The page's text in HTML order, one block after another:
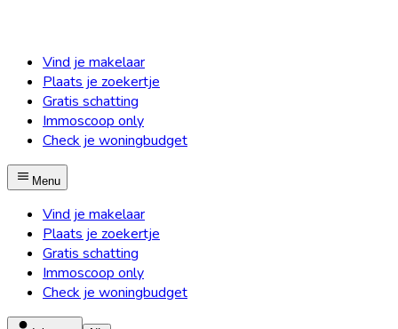
Vind je makelaar
Plaats je zoekertje
Gratis schatting
Immoscoop only
Check je woningbudget
Menu
Vind je makelaar
Plaats je zoekertje
Gratis schatting
Immoscoop only
Check je woningbudget